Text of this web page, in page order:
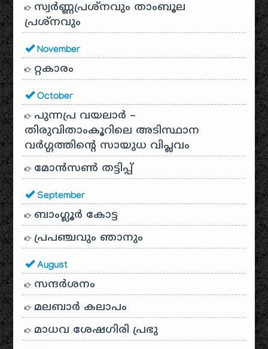
സ്വര്‍ണ്ണപ്രശ്‌നവും താംബൂല
പ്രശ്‌നവും
November
റ്റകാരം
October
പുന്നപ്ര വയലാർ –
തിരുവിതാംകൂറിലെ അടിസ്ഥാന
വർഗ്ഗത്തിന്റെ സായുധ വിപ്ലവം
മോൻസൺ തട്ടിപ്പ്
September
ബാംഗ്ലൂർ കോട്ട
പ്രപഞ്ചവും ഞാനും
August
സന്ദര്‍ശനം
മലബാർ കലാപം
മാധവ ശേഷഗിരി പ്രഭു